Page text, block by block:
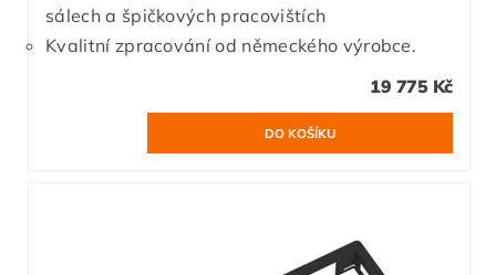
sálech a špičkových pracovištích
Kvalitní zpracování od německého výrobce.
19 775 Kč